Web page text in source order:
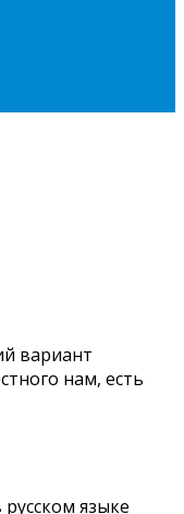
вариант
нам, есть
языке